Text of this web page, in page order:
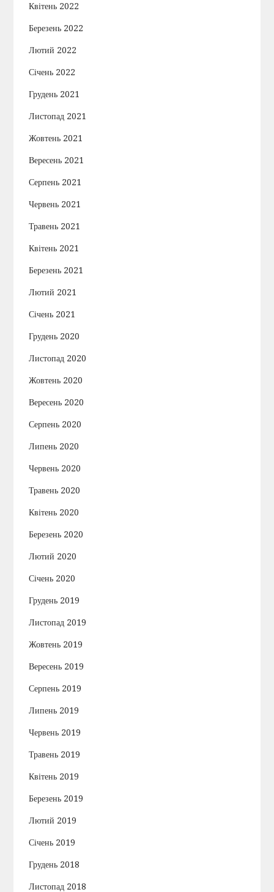
Квітень 2022
Березень 2022
Лютий 2022
Січень 2022
Грудень 2021
Листопад 2021
Жовтень 2021
Вересень 2021
Серпень 2021
Червень 2021
Травень 2021
Квітень 2021
Березень 2021
Лютий 2021
Січень 2021
Грудень 2020
Листопад 2020
Жовтень 2020
Вересень 2020
Серпень 2020
Липень 2020
Червень 2020
Травень 2020
Квітень 2020
Березень 2020
Лютий 2020
Січень 2020
Грудень 2019
Листопад 2019
Жовтень 2019
Вересень 2019
Серпень 2019
Липень 2019
Червень 2019
Травень 2019
Квітень 2019
Березень 2019
Лютий 2019
Січень 2019
Грудень 2018
Листопад 2018